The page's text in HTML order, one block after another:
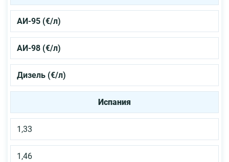
АИ-95 (€/л)
АИ-98 (€/л)
Дизель (€/л)
Испания
1,33
1,46